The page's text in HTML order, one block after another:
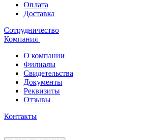
Оплата
Доставка
Сотрудничество
Компания
О компании
Филиалы
Свидетельства
Документы
Реквизиты
Отзывы
Контакты